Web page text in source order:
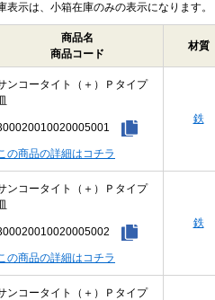
示は、小箱在庫のみの表示になります
商品名
商品コード
材質
ンコータイト（＋）Ｐタイプ
の商品の詳細はコチラ
鉄
ンコータイト（＋）Ｐタイプ
の商品の詳細はコチラ
鉄
ンコータイト（＋）Ｐタイプ